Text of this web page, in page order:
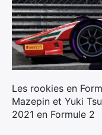
Les rookies en
Mazepin et Yuki
2021 en Formule 2